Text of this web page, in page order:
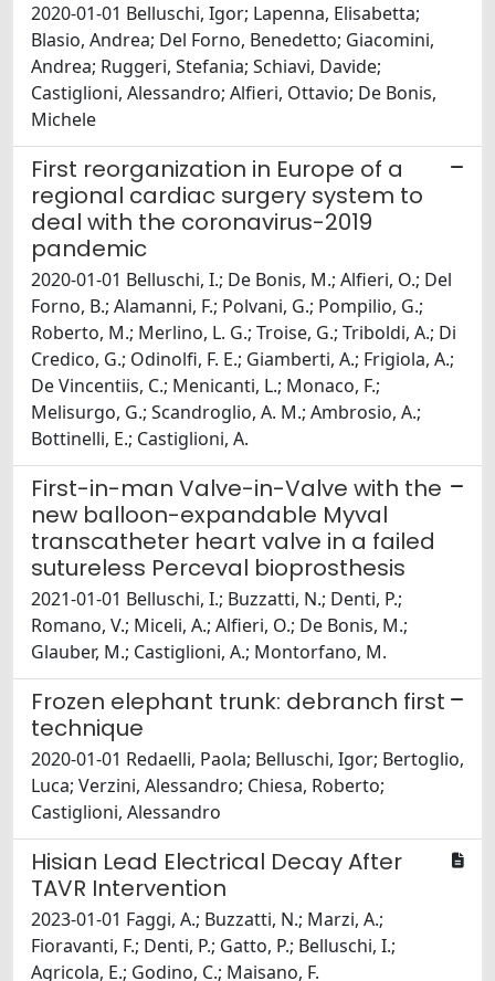
2020-01-01 Belluschi, Igor; Lapenna, Elisabetta;
Blasio, Andrea; Del Forno, Benedetto; Giacomini,
Andrea; Ruggeri, Stefania; Schiavi, Davide;
Castiglioni, Alessandro; Alfieri, Ottavio; De Bonis,
Michele
First reorganization in Europe of a
regional cardiac surgery system to
deal with the coronavirus-2019
pandemic
2020-01-01 Belluschi, I.; De Bonis, M.; Alfieri, O.; Del
Forno, B.; Alamanni, F.; Polvani, G.; Pompilio, G.;
Roberto, M.; Merlino, L. G.; Troise, G.; Triboldi, A.; Di
Credico, G.; Odinolfi, F. E.; Giamberti, A.; Frigiola, A.;
De Vincentiis, C.; Menicanti, L.; Monaco, F.;
Melisurgo, G.; Scandroglio, A. M.; Ambrosio, A.;
Bottinelli, E.; Castiglioni, A.
First-in-man Valve-in-Valve with the
new balloon-expandable Myval
transcatheter heart valve in a failed
sutureless Perceval bioprosthesis
2021-01-01 Belluschi, I.; Buzzatti, N.; Denti, P.;
Romano, V.; Miceli, A.; Alfieri, O.; De Bonis, M.;
Glauber, M.; Castiglioni, A.; Montorfano, M.
Frozen elephant trunk: debranch first
technique
2020-01-01 Redaelli, Paola; Belluschi, Igor; Bertoglio,
Luca; Verzini, Alessandro; Chiesa, Roberto;
Castiglioni, Alessandro
Hisian Lead Electrical Decay After
TAVR Intervention
2023-01-01 Faggi, A.; Buzzatti, N.; Marzi, A.;
Fioravanti, F.; Denti, P.; Gatto, P.; Belluschi, I.;
Agricola, E.; Godino, C.; Maisano, F.